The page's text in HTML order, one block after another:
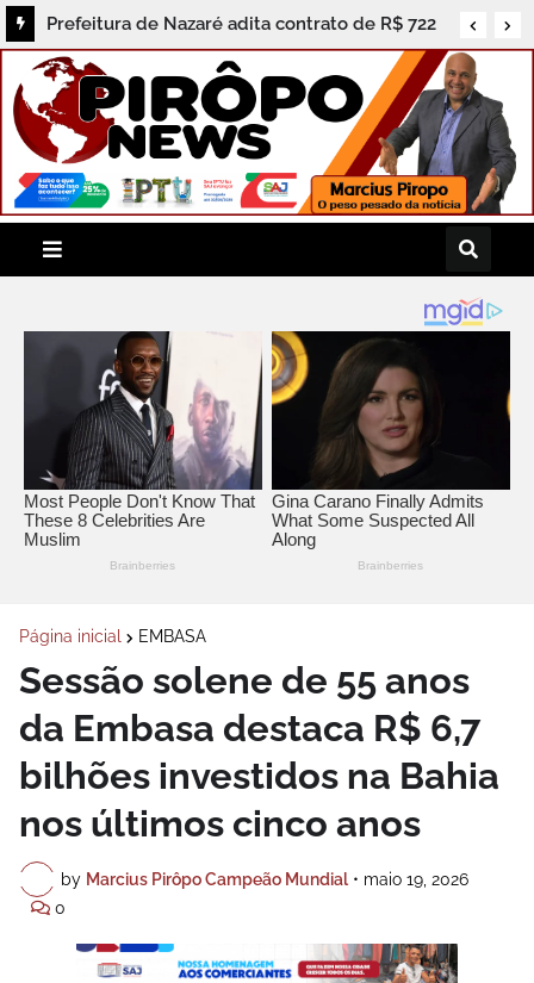
Prefeitura de Nazaré adita contrato de R$ 722
mil e população cobra prestação de contas dos
serviços
Página inicial EMBASA
Sessão solene de 55 anos
da Embasa destaca R$ 6,7
bilhões investidos na Bahia
nos últimos cinco anos
by Marcius Pirôpo Campeão Mundial • maio 19, 2026
0